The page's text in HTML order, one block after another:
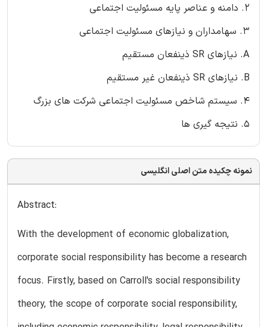
2. دامنه و عناصر پایه مسئولیت اجتماعی
3. سهامداران و نیازهای مسئولیت اجتماعی
A. نیازهای SR ذینفعان مستقیم
B. نیازهای SR ذینفعان غیر مستقیم
4. سیستم شاخص مسئولیت اجتماعی شرکت های بزرگ
5. نتیجه گیری ها
نمونه چکیده متن اصلی انگلیسی
Abstract:
With the development of economic globalization,
corporate social responsibility has become a research
focus. Firstly, based on Carroll's social responsibility
theory, the scope of corporate social responsibility,